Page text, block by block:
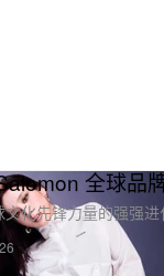
全球品
化先锋力量的强强进